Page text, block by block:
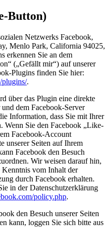
Button)
Netzwerks Facebook,
Menlo Park, California 94025,
erkennen Sie an dem
(„Gefällt mir“) auf unserer
Plugins finden Sie hier:
plugins/.
über das Plugin eine direkte
dem Facebook-Server
Information, dass Sie mit Ihrer
Wenn Sie den Facebook „Like-
Facebook-Account
unserer Seiten auf Ihrem
Facebook den Besuch
Wir weisen darauf hin,
Kenntnis vom Inhalt der
durch Facebook erhalten.
in der Datenschutzerklärung
policy.php.
den Besuch unserer Seiten
kann, loggen Sie sich bitte aus